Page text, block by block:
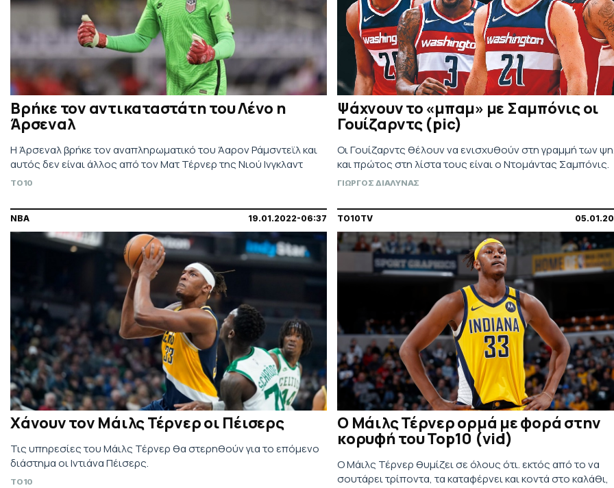
Βρήκε τον αντικαταστάτη του Λένο η
Άρσεναλ
Η Άρσεναλ βρήκε τον αναπληρωματικό του Άαρον Ράμσντεϊλ και
αυτός δεν είναι άλλος από τον Ματ Τέρνερ της Νιού Ινγκλαντ
TO10
Ψάχνουν το «μπαμ» με Σαμπόνις οι
Γουίζαρντς (pic)
Οι Γουίζαρντς θέλουν να ενισχυθούν στη γραμμή των
και πρώτος στη λίστα τους είναι ο Ντομάντας Σαμπόνις.
ΓΙΩΡΓΟΣ ΔΙΑΛΥΝΑΣ
NBA 19.01.2022-06:37
Χάνουν τον Μάιλς Τέρνερ οι Πέισερς
Τις υπηρεσίες του Μάιλς Τέρνερ θα στερηθούν για το επόμενο
διάστημα οι Ιντιάνα Πέισερς.
TO10
TO10TV
Ο Μάιλς Τέρνερ ορμά με φορά στην
κορυφή του Top10 (vid)
Ο Μάιλς Τέρνερ θυμίζει σε όλους ότι. εκτός από το να
σουτάρει τρίποντα, τα καταφέρνει και κοντά στο καλάθι,